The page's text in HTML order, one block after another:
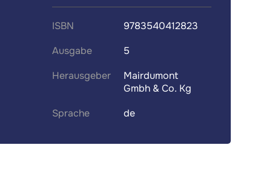
ISBN
9783540412823
Ausgabe
5
Herausgeber
Mairdumont
Gmbh & Co. Kg
Sprache
de